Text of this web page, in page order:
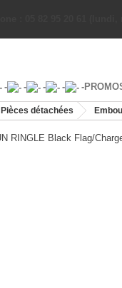
- - - - -
Pièces détachées